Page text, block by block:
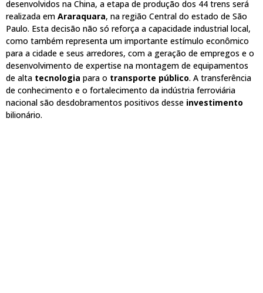
desenvolvidos na China, a etapa de produção dos 44 trens será
realizada em Araraquara, na região Central do estado de São
Paulo. Esta decisão não só reforça a capacidade industrial local,
como também representa um importante estímulo econômico
para a cidade e seus arredores, com a geração de empregos e o
desenvolvimento de expertise na montagem de equipamentos
de alta tecnologia para o transporte público. A transferência
de conhecimento e o fortalecimento da indústria ferroviária
nacional são desdobramentos positivos desse investimento
bilionário.